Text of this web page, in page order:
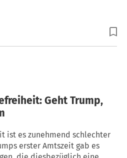
Geht Trump,
ist es zunehmend schlechter
erster Amtszeit gab es